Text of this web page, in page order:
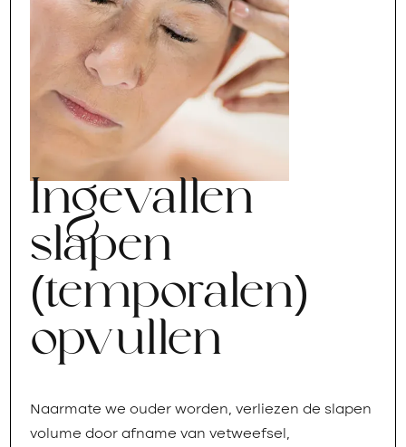
Ingevallen
slapen
(temporalen)
opvullen
Naarmate we ouder worden, verliezen de slapen
volume door afname van vetweefsel,